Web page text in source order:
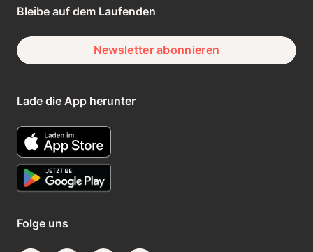
Bleibe auf dem Laufenden
Newsletter abonnieren
Lade die App herunter
Folge uns